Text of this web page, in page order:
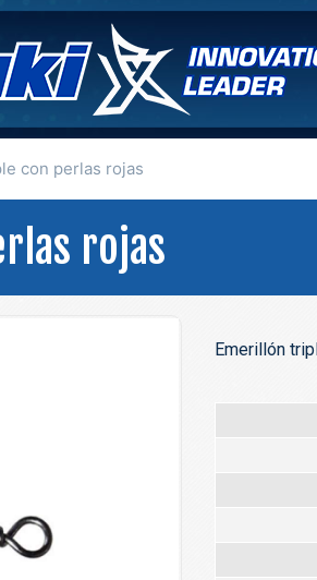
con perlas rojas
rojas
Emerillón